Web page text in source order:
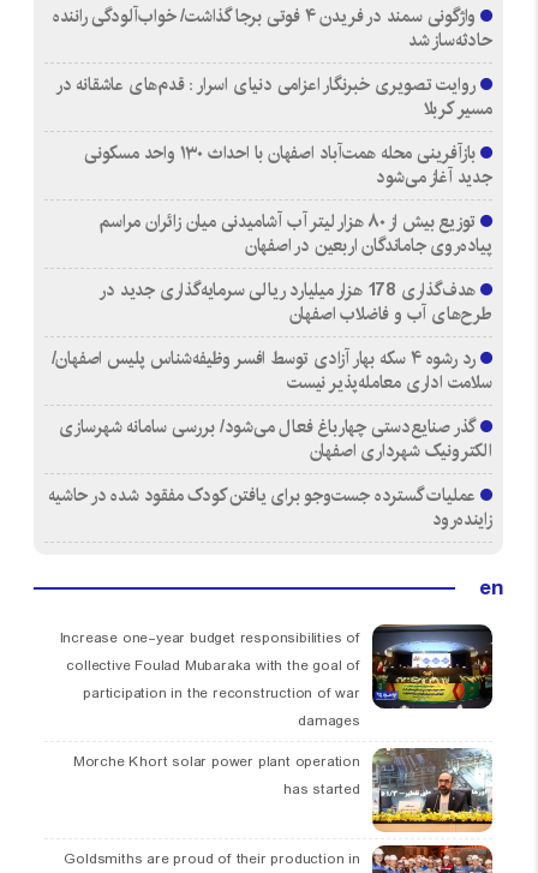
واژگونی سمند در فریدن ۴ فوتی برجا گذاشت/ خواب‌آلودگی راننده
حادثه‌ساز شد
روایت تصویری خبرنگار اعزامی دنیای اسرار : قدم‌های عاشقانه در
مسیر کربلا
بازآفرینی محله همت‌آباد اصفهان با احداث ۱۳۰ واحد مسکونی
جدید آغاز می‌شود
توزیع بیش از ۸۰ هزار لیتر آب آشامیدنی میان زائران مراسم
پیاده‌روی جاماندگان اربعین در اصفهان
هدف‌گذاری 178 هزار میلیارد ریالی سرمایه‌گذاری جدید در
طرح‌های آب و فاضلاب اصفهان
رد رشوه ۴ سکه بهار آزادی توسط افسر وظیفه‌شناس پلیس اصفهان/
سلامت اداری معامله‌پذیر نیست
گذر صنایع‌دستی چهارباغ فعال می‌شود/ بررسی سامانه شهرسازی
الکترونیک شهرداری اصفهان
عملیات گسترده جست‌وجو برای یافتن کودک مفقود شده در حاشیه
زاینده‌رود
en
Increase one-year budget responsibilities of
collective Foulad Mubaraka with the goal of
participation in the reconstruction of war
damages
Morche Khort solar power plant operation
has started
Goldsmiths are proud of their production in